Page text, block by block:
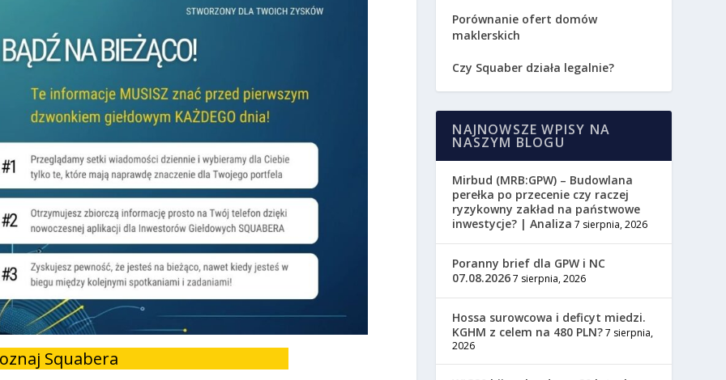
Squabera
Porównanie ofert domów
maklerskich
Czy Squaber działa legalnie?
NAJNOWSZE WPISY NA
NASZYM BLOGU
Mirbud (MRB:GPW) – Budowlana
perełka po przecenie czy raczej
ryzykowny zakład na państwowe
inwestycje? | Analiza 7 sierpnia, 2026
Poranny brief dla GPW i NC
07.08.20267 sierpnia, 2026
Hossa surowcowa i deficyt miedzi.
KGHM z celem na 480 PLN?7 sierpnia,
2026